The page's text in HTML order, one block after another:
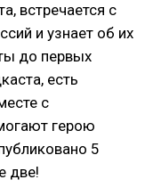
встречается с
и узнает об их
до первых
есть
с
герою
5
две!